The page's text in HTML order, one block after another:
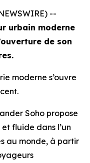
--
urbain moderne
de son
moderne s’ouvre
Soho propose
fluide dans l’un
au monde, à partir